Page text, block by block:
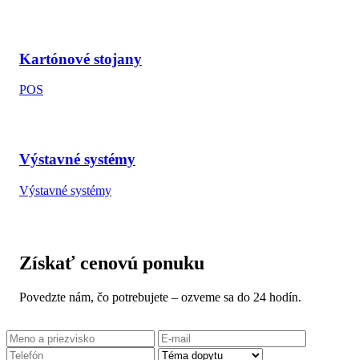
Kartónové stojany
POS
Výstavné systémy
Výstavné systémy
Získať cenovú ponuku
Povedzte nám, čo potrebujete – ozveme sa do 24 hodín.